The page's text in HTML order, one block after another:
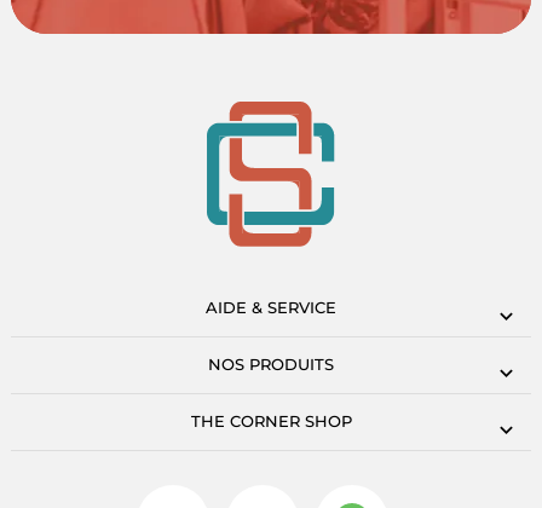
AIDE & SERVICE
NOS PRODUITS
THE CORNER SHOP